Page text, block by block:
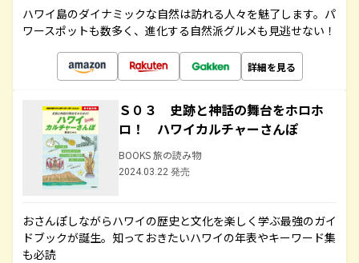
ハワイ島のダイナミックな自然は訪れる人々を魅了します。パ
ワースポットも数多く、進化する自然派グルメも見逃せない！
詳細を見る
Ｓ０３ 史跡と神話の舞台をホロホ
ロ！ ハワイカルチャーさんぽ
BOOKS 旅の読み物
2024.03.22 発売
おさんぽしながらハワイの歴史と文化を楽しく学ぶ最強のガイ
ドブックが誕生。知っておきたいハワイの年表やキーワード集
も必読